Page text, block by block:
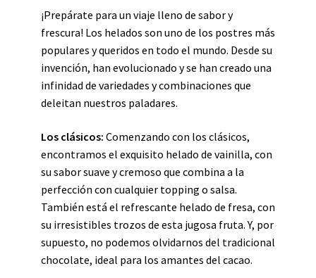
¡Prepárate para un viaje lleno de sabor y
frescura! Los helados son uno de los postres más
populares y queridos en todo el mundo. Desde su
invención, han evolucionado y se han creado una
infinidad de variedades y combinaciones que
deleitan nuestros paladares.
Los clásicos: Comenzando con los clásicos,
encontramos el exquisito helado de vainilla, con
su sabor suave y cremoso que combina a la
perfección con cualquier topping o salsa.
También está el refrescante helado de fresa, con
su irresistibles trozos de esta jugosa fruta. Y, por
supuesto, no podemos olvidarnos del tradicional
chocolate, ideal para los amantes del cacao.